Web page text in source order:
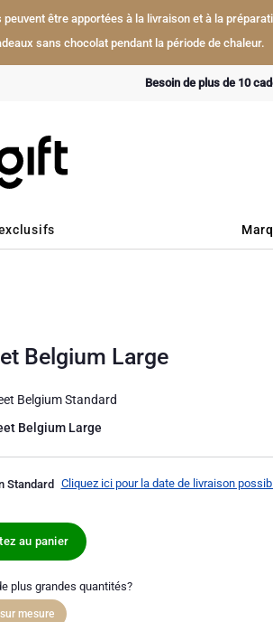
être apportées à la livraison et à la
sans chocolat pendant la période de chaleur.
Besoin de plus de 10
Belgium Large
Belgium Standard
Belgium Large
Standard Cliquez ici pour la date de livraison
au panier
plus grandes quantités?
mesure